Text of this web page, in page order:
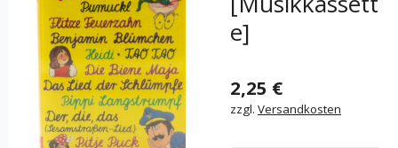
e]
2,25 €
zzgl. Versandkosten